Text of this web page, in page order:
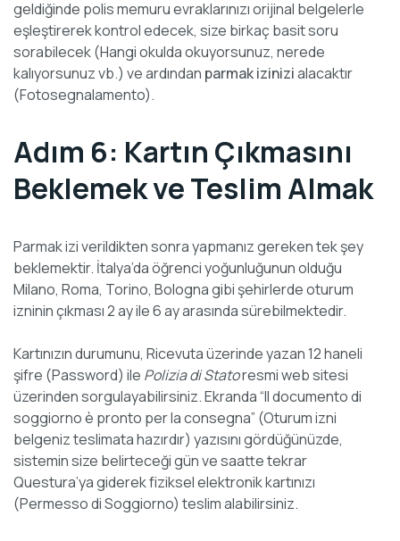
geldiğinde polis memuru evraklarınızı orijinal belgelerle
eşleştirerek kontrol edecek, size birkaç basit soru
sorabilecek (Hangi okulda okuyorsunuz, nerede
kalıyorsunuz vb.) ve ardından parmak izinizialacaktır
(Fotosegnalamento).
Adım 6: Kartın Çıkmasını
Beklemek ve Teslim Almak
Parmak izi verildikten sonra yapmanız gereken tek şey
beklemektir. İtalya’da öğrenci yoğunluğunun olduğu
Milano, Roma, Torino, Bologna gibi şehirlerde oturum
izninin çıkması 2 ay ile 6 ay arasında sürebilmektedir.
Kartınızın durumunu, Ricevuta üzerinde yazan 12 haneli
şifre (Password) ile Polizia di Statoresmi web sitesi
üzerinden sorgulayabilirsiniz. Ekranda “Il documento di
soggiorno è pronto per la consegna” (Oturum izni
belgeniz teslimata hazırdır) yazısını gördüğünüzde,
sistemin size belirteceği gün ve saatte tekrar
Questura’ya giderek fiziksel elektronik kartınızı
(Permesso di Soggiorno) teslim alabilirsiniz.